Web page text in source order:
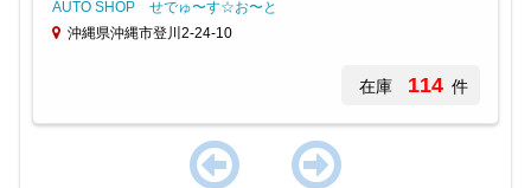
AUTO SHOP せでゅ〜す☆お〜と
沖縄県沖縄市登川2-24-10
在庫 114 件